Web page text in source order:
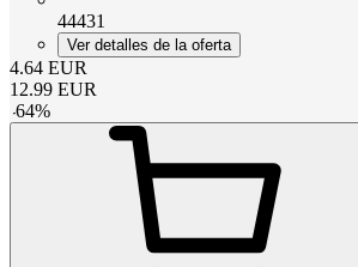
44431
Ver detalles de la oferta
4.64 EUR
12.99 EUR
-64%